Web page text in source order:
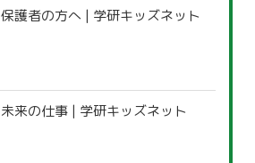
保護者の方へ | 学研キッズネット
未来の仕事 | 学研キッズネット